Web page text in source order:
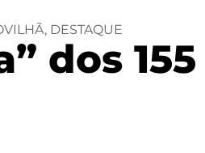
, DESTAQUE
dos